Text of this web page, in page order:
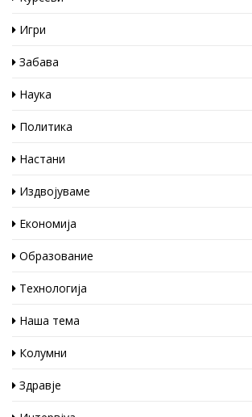
Игри
Забава
Наука
Политика
Настани
Издвојуваме
Економија
Образование
Технологија
Наша тема
Колумни
Здравје